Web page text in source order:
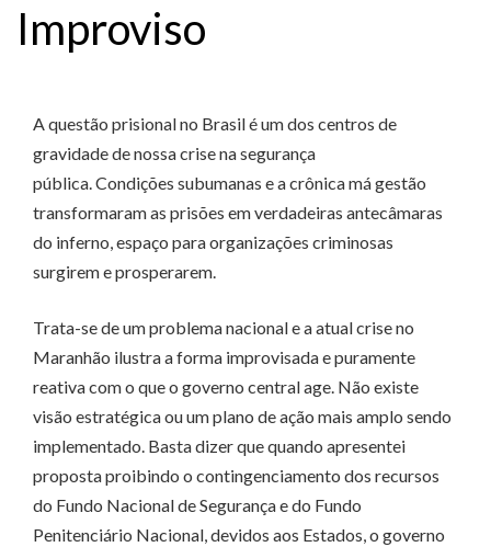
Improviso
A questão prisional no Brasil é um dos centros de
gravidade de nossa crise na segurança
pública. Condições subumanas e a crônica má gestão
transformaram as prisões em verdadeiras antecâmaras
do inferno, espaço para organizações criminosas
surgirem e prosperarem.
Trata-se de um problema nacional e a atual crise no
Maranhão ilustra a forma improvisada e puramente
reativa com o que o governo central age. Não existe
visão estratégica ou um plano de ação mais amplo sendo
implementado. Basta dizer que quando apresentei
proposta proibindo o contingenciamento dos recursos
do Fundo Nacional de Segurança e do Fundo
Penitenciário Nacional, devidos aos Estados, o governo